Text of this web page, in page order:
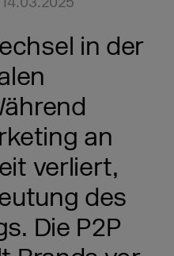
in der
an
verliert,
des
Die P2P